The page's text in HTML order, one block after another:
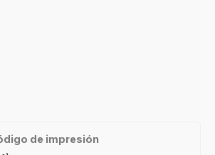
de impresión